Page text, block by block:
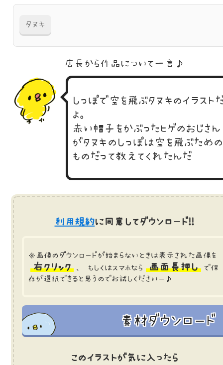
タヌキ
店長から作品に ついて一言♪
しっぽで空を飛ぶタヌキのイラスト
よ。
赤い帽子をかぶったヒゲのおじさん
がタヌキのしっぽは空を飛ぶための
ものだって教えてくれたんだ
利用規約に同意してダウンロード!!
※画像のダウンロードが始まらないときは表示された画像を
右クリック 、 もしくはスマホなら 画面長押し
で保
存が選択できると思うのでお試しくださいー♪
素材ダウンロード
このイラストが気に入ったら